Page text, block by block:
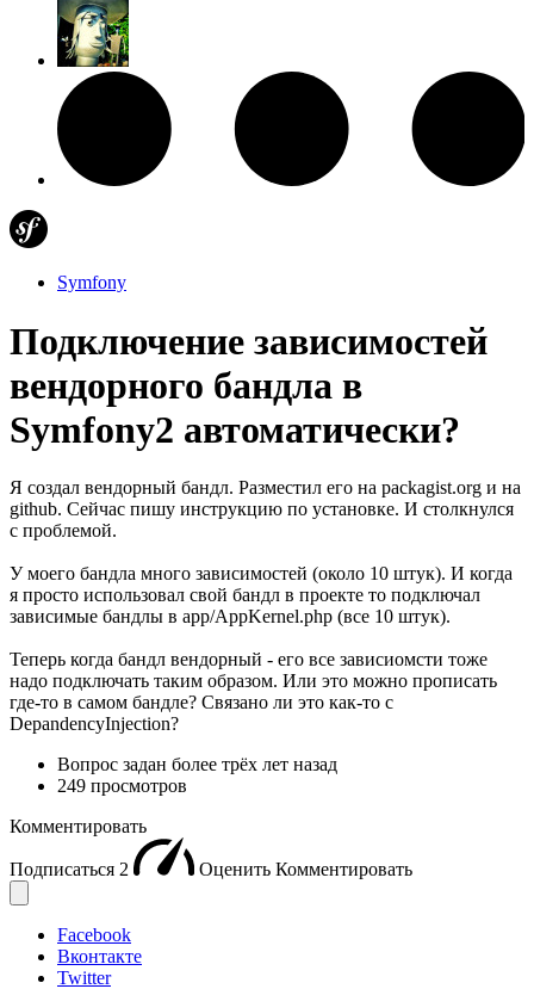
Symfony
Подключение зависимостей
вендорного бандла в
Symfony2 автоматически?
Я создал вендорный бандл. Разместил его на packagist.org и на
github. Сейчас пишу инструкцию по установке. И столкнулся
с проблемой.
У моего бандла много зависимостей (около 10 штук). И когда
я просто использовал свой бандл в проекте то подключал
зависимые бандлы в app/AppKernel.php (все 10 штук).
Теперь когда бандл вендорный - его все зависиомсти тоже
надо подключать таким образом. Или это можно прописать
где-то в самом бандле? Связано ли это как-то с
DepandencyInjection?
Вопрос задан более трёх лет назад
249 просмотров
Комментировать
Подписаться 2 Оценить Комментировать
Facebook
Вконтакте
Twitter